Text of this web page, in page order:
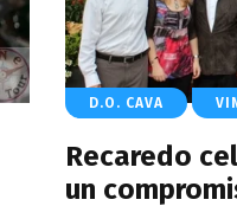
D.O. CAVA
Recaredo
un